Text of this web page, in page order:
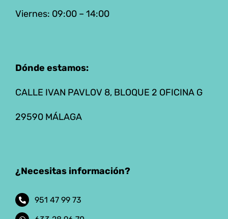
Viernes: 09:00 – 14:00
Dónde estamos:
CALLE IVAN PAVLOV 8, BLOQUE 2 OFICINA G
29590 MÁLAGA
¿Necesitas información?
951 47 99 73